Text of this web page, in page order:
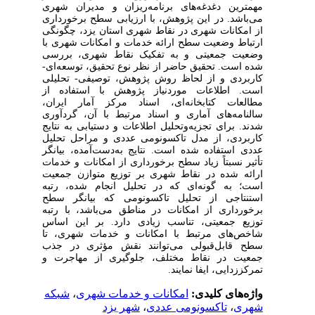
مهمترین‌ دغدغه‌های برنامه‌ریزان و مدیران شهری
می‌باشد.در این پژوهش، با ارزیابی سطح برخورداری
از امکانات شهری در نقاط شهری استان یزد،چگونگی
ارتباط وضعیت سطح ارائه خدمات و امکانات شهری با
وضعیت جمعیتی و به تفکیک نقاط شهری، بررسی
شده است.تحقیق حاضر از نظر نوع تحقیق، توسعه‌ای-‌
کاربردی و از لحاظ روش پژوهش، توصیفی-‌ تحلیلی
است.اطلاعات موردنیاز پژوهش با استفاده از
مطالعات کتابخانه‌ای، اسناد مرکز آمار ایران،
سالنامه‌های آماری و اسناد مرتبط با آن، گردآوری
شدند. برای تجزیه‌وتحلیل اطلاعات و دستیابی به نتایج
کاربردی، از مدل تاکسونومی عددی و مراحل تحلیل
عددی استفاده شده است.
نتایج به‌دست‌آمده، بیانگر
تأثیر نسبتاً زیاد سطح برخورداری از امکانات و خدمات
ارائه شده در نقاط شهری بر توزیع متوازن جمعیت
است؛به گونه‌ای که در تحلیل انجام شده، رتبه
استنتاجی از تحلیل تاکسونومی که بیانگر سطح
برخورداری از امکانات در مناطق می‌باشد، با رتبه
توزیع جمعیتی، تناسب زیادی دارد. بر این اساس
شاخص‌های مرتبط با امکانات و خدمات شهری، تا
سطح قابل‌قبولی می‌توانند نقش مؤثری در جذب
جمعیت در نقاط مختلف، جلوگیری از مهاجرت و
تمرکززدایی، ایفا نمایند.
واژه‌های کلیدی:امکانات و خدمات شهری،شبکه
شهری،تاکسونومی عددی،شهر یزد